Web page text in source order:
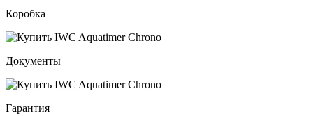
Коробка
Документы
Гарантия